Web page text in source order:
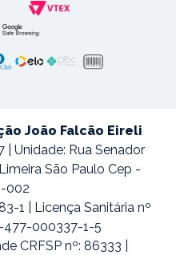
João Falcão Eireli
| Unidade: Rua Senador
São Paulo Cep -
002
1 | Licença Sanitária nº
477-000337-1-5
CRFSP nº: 86333 |